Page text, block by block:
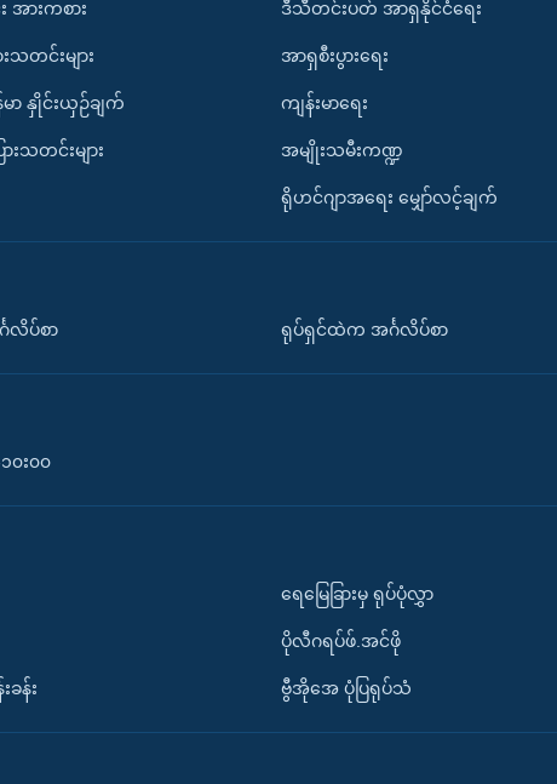
ားကစား
တင်းများ
မာ နှိုင်းယှဉ်ချက်
ားသတင်းများ
ဒီသီတင်းပတ် အာရှနိုင်ငံရေး
အာရှစီးပွားရေး
ကျန်းမာရေး
အမျိုးသမီးကဏ္ဍ
ရိုဟင်ဂျာအရေး မျှော်လင့်ချက်
လိပ်စာ ရုပ်ရှင်ထဲက အင်္ဂလိပ်စာ
၀း၀၀
ခန်း
ရေမြေခြားမှ ရုပ်ပုံလွှာ
ပိုလီဂရပ်ဖ်.အင်ဖို
ဗွီအိုအေ ပုံပြရုပ်သံ